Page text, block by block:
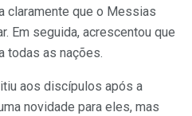
claramente que o Messias
Em seguida, acrescentou que
todas as nações.
aos discípulos após a
novidade para eles, mas